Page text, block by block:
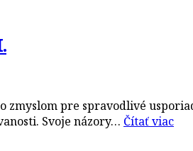
zmyslom pre spravodlivé
Svoje názory… Čítať viac